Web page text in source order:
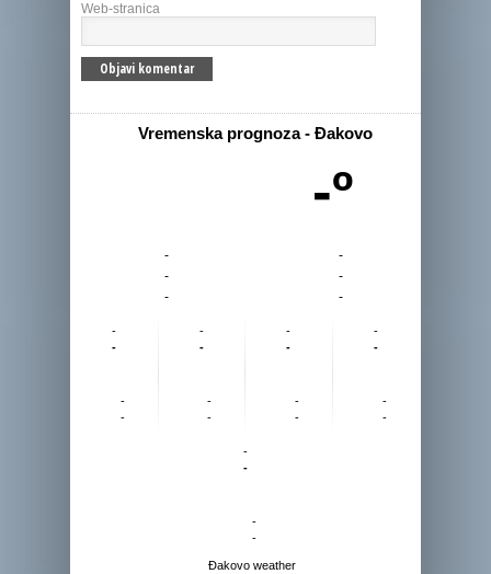
Web-stranica
Vremenska prognoza - Đakovo
-º
-
-
-
-
-
-
-
-
-
-
-
-
-
-
-
-
-
-
-
-
-
-
-
-
-
-
Đakovo weather